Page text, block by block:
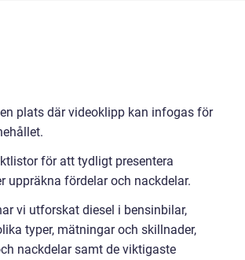
plats där videoklipp kan infogas för
för att tydligt presentera
uppräkna fördelar och nackdelar.
vi utforskat diesel i bensinbilar,
typer, mätningar och skillnader,
nackdelar samt de viktigaste